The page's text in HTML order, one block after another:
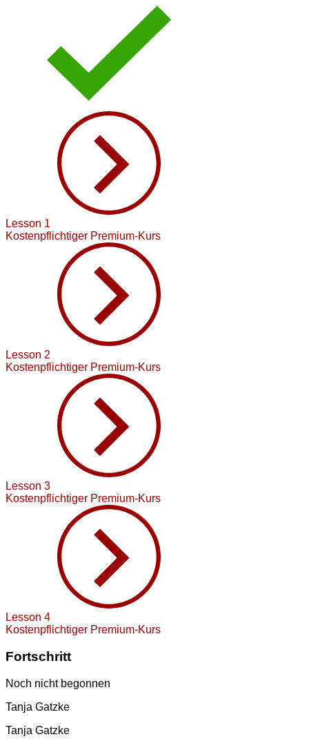
Lesson 1
Kostenpflichtiger Premium-Kurs
Lesson 2
Kostenpflichtiger Premium-Kurs
Lesson 3
Kostenpflichtiger Premium-Kurs
Lesson 4
Kostenpflichtiger Premium-Kurs
Fortschritt
Noch nicht begonnen
Tanja Gatzke
Tanja Gatzke